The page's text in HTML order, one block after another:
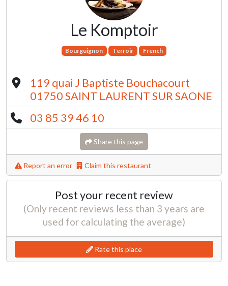
Le Komptoir
Bourguignon Terroir French
119 quai J Baptiste Bouchacourt
01750 SAINT LAURENT SUR SAONE
03 85 39 46 10
Share this page
Report an error Claim this restaurant
Post your recent review
(Only recent reviews less than 3 years are
used for calculating the average)
Rate this place